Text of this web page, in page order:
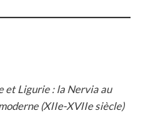
et Ligurie :la Nervia au
(XIIe-XVIIe siècle)